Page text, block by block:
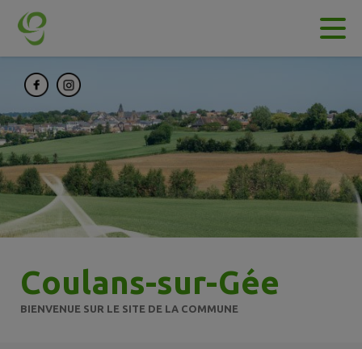
Contenu
Coulans-sur-Gée
BIENVENUE SUR LE SITE DE LA COMMUNE